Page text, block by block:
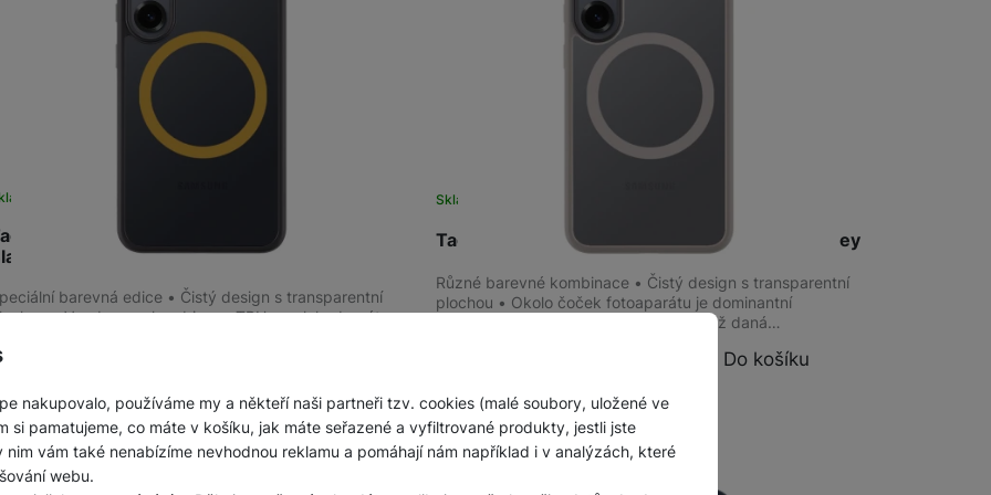
nakupovalo, používáme my a někteří naši partneři tzv. cookies (malé soubory, uložené ve
si pamatujeme, co máte v košíku, jak máte seřazené a vyfiltrované produkty, jestli jste
nim vám také nenabízíme nevhodnou reklamu a pomáhají nám například i v analýzách, které
webu.
MagForce Hyper. 2.0 Galaxy S25,
Yel
na prodejně
barevná edice • Čistý design s transparentní
• Vyrobeno z kombinace TPU a polykarbonátu •
Tactical MagForce Hyperstealth Galaxy S25, Grey
Skladem na prodejně
Různé barevné kombinace • Čistý design s transparentní
plochou • Okolo čoček fotoaparátu je dominantní
ochranný rám • Rám je o něco vyšší než daná…
Do košíku